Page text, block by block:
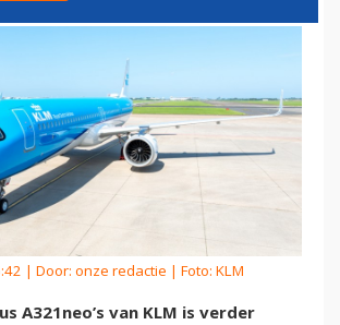
| Door: onze redactie | Foto: KLM
A321neo’s van KLM is verder